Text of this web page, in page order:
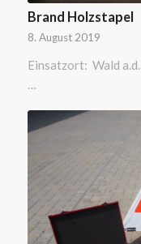
Brand Holzstapel
8. August 2019
Einsatzort: Wald
…